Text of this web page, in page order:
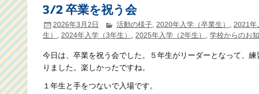
3/2 卒業を祝う会
2026年3月2日 活動の様子, 2020年入学（卒業生） , 2021年
生）
2024年入学（3年生） 2025年入学（2年生） ,学校からのお
今日は、卒業を祝う会でした。５年生がリーダーとなって、
りました。楽しかったですね。
１年生と手をつないで入場です。